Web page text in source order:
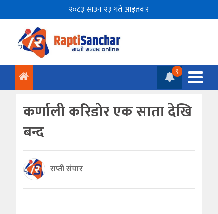
२०८३ साउन २३ गते आइतवार
९
कर्णाली करिडोर एक साता देखि
बन्द
राप्ती संचार